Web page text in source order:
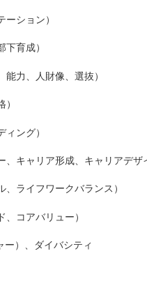
ーション）
育成）
能力、人財像、選抜）
ング）
、キャリア形成、キャリアデザ
ライフワークバランス）
、コアバリュー）
ー）、ダイバシティ